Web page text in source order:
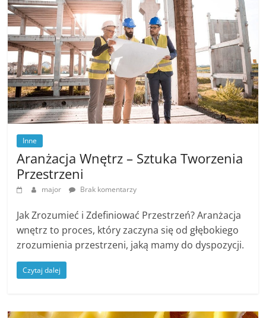
Inne
Aranżacja Wnętrz – Sztuka Tworzenia
Przestrzeni
major Brak komentarzy
Jak Zrozumieć i Zdefiniować Przestrzeń? Aranżacja
wnętrz to proces, który zaczyna się od głębokiego
zrozumienia przestrzeni, jaką mamy do dyspozycji.
Czytaj dalej